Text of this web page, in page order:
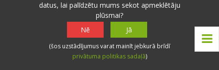
Atbildēt
novērojumi
0
0
12.01.2015 00:10
Tāpēc es arī nekad negribētu
dzīvot Britānijā - bez īstas
vasaras un ziemas... Tādu
datus, lai palīdzētu mums sekot apmeklētāju
plūsmai?
Nē
Jā
(šos uzstādījumus varat mainīt jebkurā brīdī
privātuma politikas sadaļā)